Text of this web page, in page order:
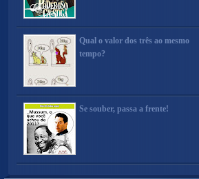
Qual o valor dos três ao mesmo
tempo?
Se souber, passa a frente!